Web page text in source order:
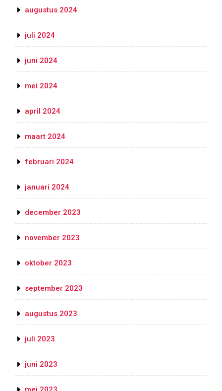
augustus 2024
juli 2024
juni 2024
mei 2024
april 2024
maart 2024
februari 2024
januari 2024
december 2023
november 2023
oktober 2023
september 2023
augustus 2023
juli 2023
juni 2023